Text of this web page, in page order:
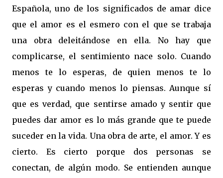
Española, uno de los significados de amar dice
que el amor es el esmero con el que se trabaja
una obra deleitándose en ella. No hay que
complicarse, el sentimiento nace solo. Cuando
menos te lo esperas, de quien menos te lo
esperas y cuando menos lo piensas. Aunque sí
que es verdad, que sentirse amado y sentir que
puedes dar amor es lo más grande que te puede
suceder en la vida. Una obra de arte, el amor. Y es
cierto. Es cierto porque dos personas se
conectan, de algún modo. Se entienden aunque